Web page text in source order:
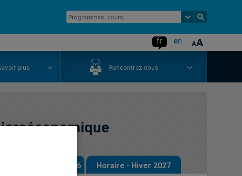
fr en
plus Rencontrez-nous
- Automne 2026 Horaire - Hiver 2027